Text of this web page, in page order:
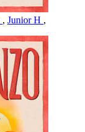
, Junior H ,